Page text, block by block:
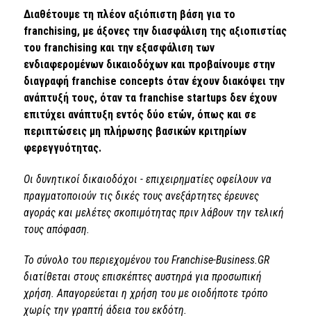
Διαθέτουμε τη πλέον αξιόπιστη βάση για το
franchising, με άξονες την διασφάλιση της αξιοπιστίας
του franchising και την εξασφάλιση των
ενδιαφερομένων δικαιοδόχων και προβαίνουμε στην
διαγραφή franchise concepts όταν έχουν διακόψει την
ανάπτυξή τους, όταν τα franchise startups δεν έχουν
επιτύχει ανάπτυξη εντός δύο ετών, όπως και σε
περιπτώσεις μη πλήρωσης βασικών κριτηρίων
φερεγγυότητας.
Οι δυνητικοί δικαιοδόχοι - επιχειρηματίες οφείλουν να
πραγματοποιούν τις δικές τους ανεξάρτητες έρευνες
αγοράς και μελέτες σκοπιμότητας πριν λάβουν την τελική
τους απόφαση.
Το σύνολο του περιεχομένου του Franchise-Business.GR
διατίθεται στους επισκέπτες αυστηρά για προσωπική
χρήση. Απαγορεύεται η χρήση του με οιοδήποτε τρόπο
χωρίς την γραπτή άδεια του εκδότη.